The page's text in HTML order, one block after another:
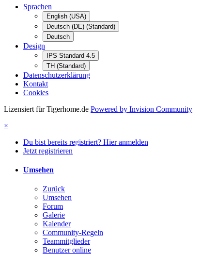
Sprachen
English (USA)
Deutsch (DE) (Standard)
Deutsch
Design
IPS Standard 4.5
TH (Standard)
Datenschutzerklärung
Kontakt
Cookies
Lizensiert für Tigerhome.de Powered by Invision Community
×
Du bist bereits registriert? Hier anmelden
Jetzt registrieren
Umsehen
Zurück
Umsehen
Forum
Galerie
Kalender
Community-Regeln
Teammitglieder
Benutzer online